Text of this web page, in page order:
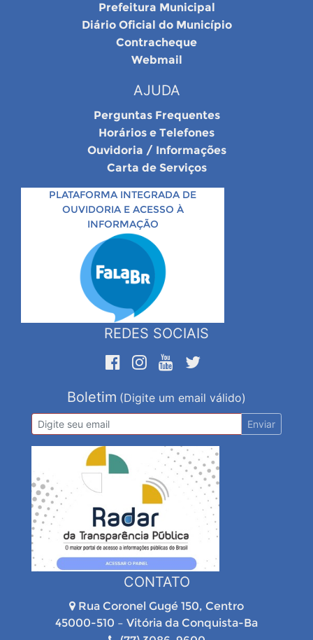
Prefeitura Municipal
Diário Oficial do Município
Contracheque
Webmail
AJUDA
Perguntas Frequentes
Horários e Telefones
Ouvidoria / Informações
Carta de Serviços
PLATAFORMA INTEGRADA DE
OUVIDORIA E ACESSO À
INFORMAÇÃO
REDES SOCIAIS
Boletim (Digite um email válido)
Enviar
CONTATO
Rua Coronel Gugé 150, Centro
45000-510 – Vitória da Conquista-Ba